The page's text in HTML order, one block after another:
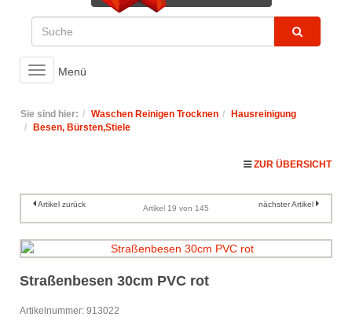
Toggle
navigation
Menü
Sie sind hier: Waschen Reinigen Trocknen
Hausreinigung
Besen, Bürsten,Stiele
ZUR ÜBERSICHT
Artikel zurück Artikel 19 von 145 nächster Artikel
Straßenbesen 30cm PVC rot
Artikelnummer: 913022